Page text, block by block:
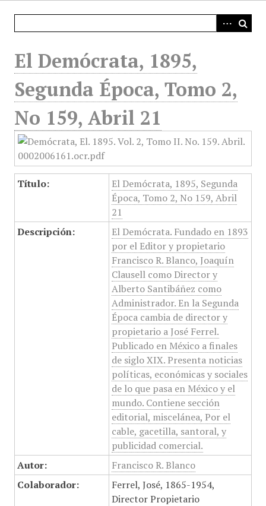
El Demócrata, 1895,
Segunda Época, Tomo 2,
No 159, Abril 21
Título:
El Demócrata, 1895, Segunda
Época, Tomo 2, No 159, Abril
21
Descripción:
El Demócrata. Fundado en 1893
por el Editor y propietario
Francisco R. Blanco, Joaquín
Clausell como Director y
Alberto Santibáñez como
Administrador. En la Segunda
Época cambia de director y
propietario a José Ferrel.
Publicado en México a finales
de siglo XIX. Presenta noticias
políticas, económicas y sociales
de lo que pasa en México y el
mundo. Contiene sección
editorial, miscelánea, Por el
cable, gacetilla, santoral, y
publicidad comercial.
Autor:
Francisco R. Blanco
Colaborador:
Ferrel, José, 1865-1954,
Director Propietario